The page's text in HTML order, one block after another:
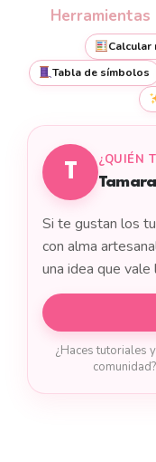
Calcular
Tabla de símbolos
T
¿QUIÉN
Si te gustan los
con alma
una idea que vale
¿Haces tutoriales